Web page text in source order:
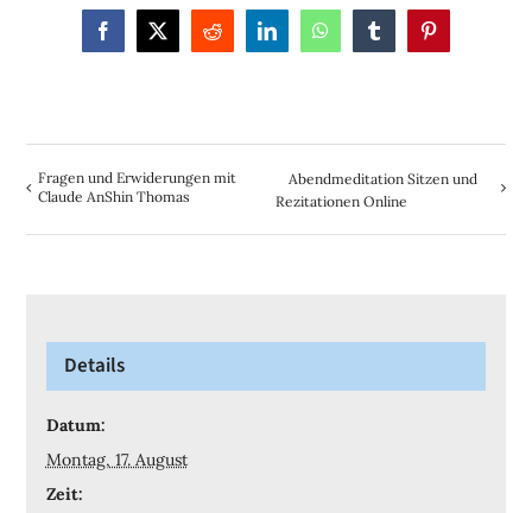
Facebook
X Reddit LinkedInWhatsAppTumblrPinterest
Fragen und Erwiderungen mit
Claude AnShin Thomas
Abendmeditation Sitzen und
Rezitationen Online
Details
Datum:
Montag, 17. August
Zeit: